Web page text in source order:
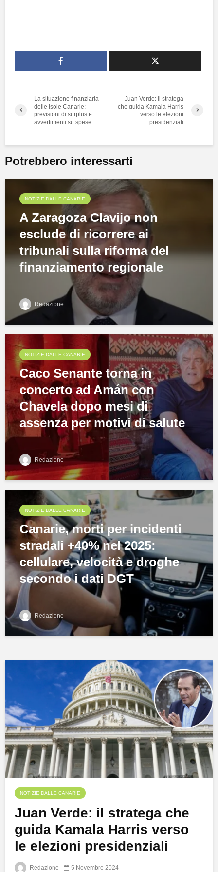
La situazione finanziaria
delle Isole Canarie:
previsioni di surplus e
avvertimenti su spese
Juan Verde: il stratega
che guida Kamala Harris
verso le elezioni
presidenziali
Potrebbero interessarti
NOTIZIE DALLE CANARIE
A Zaragoza Clavijo non
esclude di ricorrere ai
tribunali sulla riforma del
finanziamento regionale
Redazione
NOTIZIE DALLE CANARIE
Caco Senante torna in
concerto ad Amán con
Chavela dopo mesi di
assenza per motivi di salute
Redazione
NOTIZIE DALLE CANARIE
Canarie, morti per incidenti
stradali +40% nel 2025:
cellulare, velocità e droghe
secondo i dati DGT
Redazione
NOTIZIE DALLE CANARIE
Juan Verde: il stratega che
guida Kamala Harris verso
le elezioni presidenziali
Redazione 5 Novembre 2024